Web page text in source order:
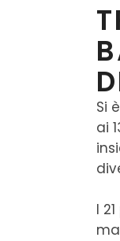
Si
ai
I